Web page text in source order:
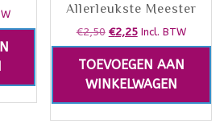
Allerleukste Meester
€2,50 €2,25 Incl. BTW
TOEVOEGEN AAN
WINKELWAGEN